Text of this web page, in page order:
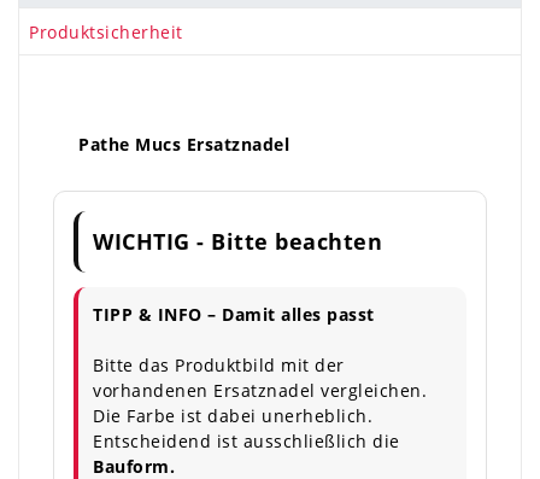
Produktsicherheit
Pathe Mucs Ersatznadel
WICHTIG - Bitte beachten
TIPP & INFO – Damit alles passt
Bitte das Produktbild mit der
vorhandenen Ersatznadel vergleichen.
Die Farbe ist dabei unerheblich.
Entscheidend ist ausschließlich die
Bauform.